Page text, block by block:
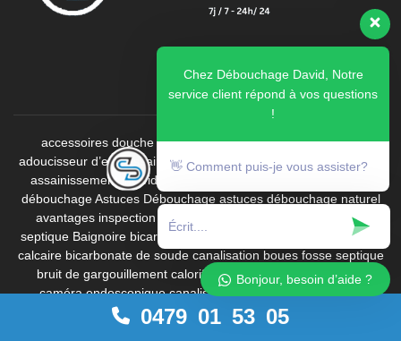
0479 01 53 05
accessoires douche Activateur biologique fosse septique
adoucisseur d’eau assainissement
assainissement canalisations
assainissement individuel
débouchage Astuces Débouchage astuces débouchage naturel
avantages inspection vidéo
bactéries fosse
septique Baignoire bicarbonate de soude
bicarbonate de soude
calcaire bicarbonate de soude canalisation boues fosse septique
bruit de gargouillement calorifugeage
caméra d'inspection
caméra endoscopique canalisation
Canalisation bouchée cuisine
Canalisation bouchée de piscine
Chez Débouchage David, Notre
service client répond à vos questions
!
👋 Comment puis-je vous assister?
Bonjour, besoin d’aide ?